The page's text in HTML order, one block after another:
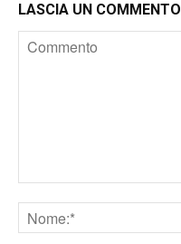
LASCIA UN COMMENTO